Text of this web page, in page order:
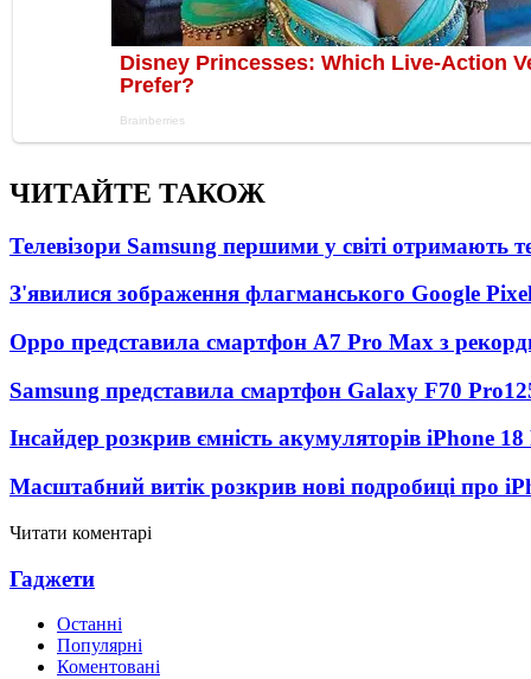
ЧИТАЙТЕ ТАКОЖ
Телевізори Samsung першими у світі отримають
З'явилися зображення флагманського Google
Oppo представила смартфон A7 Pro Max з
Samsung представила смартфон Galaxy F70 Pro
Інсайдер розкрив ємність акумуляторів iPhone 18
Масштабний витік розкрив нові подробиці про
Читати коментарі
Гаджети
Останні
Популярні
Коментовані